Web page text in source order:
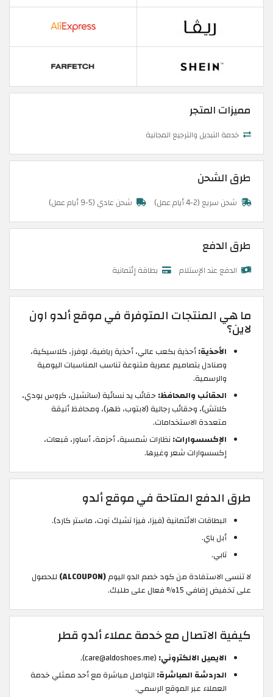
مميزات المتجر
خدمة التبديل والترجيع المجانية
طرق الشحن
شحن سريع (2-4 أيام عمل) شحن عادي (5-9 أيام عمل)
طرق الدفع
الدفع عند الإستلام بطاقة إئتمانية
ما هي المنتجات المتوفرة في موقع ألدو اون
لاين؟
الأحذية:أحذية بكعب عالي، أحذية رياضية، لوفرز، كلاسيكية،
وصنادل بتصاميم عصرية متنوعة تناسب المناسبات اليومية
والرسمية.
الحقائب والمحافظ:حقائب يد نسائية (ساتشيل، كروس بودي،
كلاتش)، وحقائب رجالية (لابتوب، ظهر)، ومحافظ أنيقة
متعددة الاستخدامات.
الإكسسوارات: نظارات شمسية، أحزمة، أساور، قبعات،
إكسسوارات شعر وغيرها.
طرق الدفع المتاحة في موقع ألدو
البطاقات الائتمانية (فيزا، فيزا تشيك آوت، ماستر كارد).
أبل باي.
تابي.
لا تنسى الاستفادة من كود خصم الدو اليوم(ALCOUPON)
للحصول
على تخفيض إضافي 15% فعال على طلبك.
كيفية الاتصال مع خدمة عملاء ألدو قطر
الايميل الالكتروني: (care@aldoshoes.me).
الدردشة المباشرة: التواصل مباشرة مع أحد ممثلي خدمة
العملاء عبر الموقع الرسمي.